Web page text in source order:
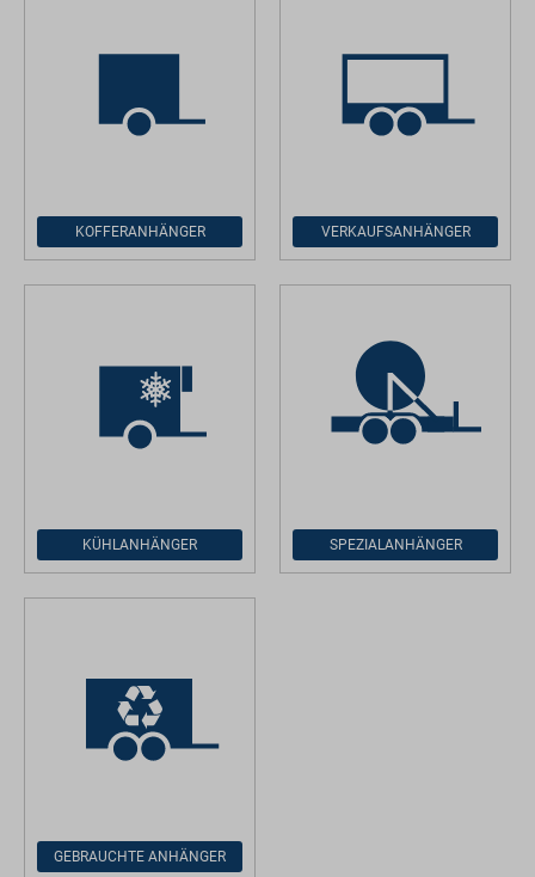
KOFFERANHÄNGER VERKAUFSANHÄNGER
KÜHLANHÄNGER SPEZIALANHÄNGER
GEBRAUCHTE ANHÄNGER